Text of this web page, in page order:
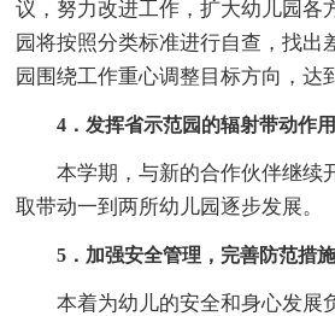
议，努力改进工作，扩大幼儿园各
园将按照分类标准进行自查，找出
园围绕工作重心调整目标方向，达
4．发挥省示范园的辐射带动作用
本学期，与新的合作伙伴继续
取带动一到两所幼儿园逐步发展。
5．加强安全管理，完善防范措施
本着为幼儿的安全和身心发展